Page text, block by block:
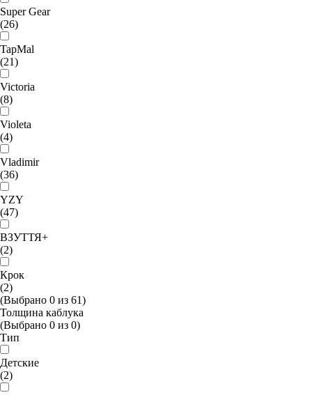
Super Gear
(26)
TapMal
(21)
Victoria
(8)
Violeta
(4)
Vladimir
(36)
YZY
(47)
ВЗУТТЯ+
(2)
Крок
(2)
(Выбрано 0 из 61)
Толщина каблука
(Выбрано 0 из 0)
Тип
Детские
(2)